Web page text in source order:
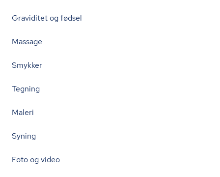
Graviditet og fødsel
Massage
Smykker
Tegning
Maleri
Syning
Foto og video